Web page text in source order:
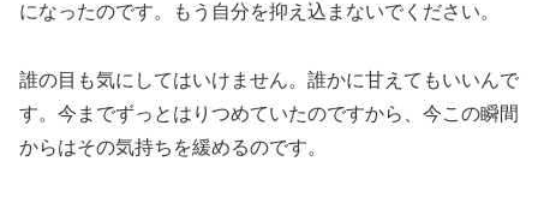
になったのです。もう自分を抑え込まないでください。
誰の目も気にしてはいけません。誰かに甘えてもいいんで
す。今までずっとはりつめていたのですから、今この瞬間
からはその気持ちを緩めるのです。